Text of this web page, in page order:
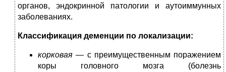
органов, эндокринной патологии и аутоиммунных
заболеваниях.
Классификация деменции по локализации:
корковая — с преимущественным поражением
коры головного мозга (болезнь